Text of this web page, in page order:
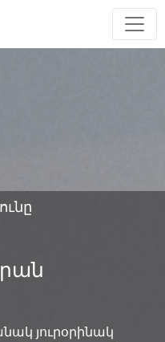
յուրօրինակ